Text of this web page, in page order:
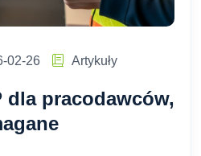
02-26 Artykuły
dla pracodawców,